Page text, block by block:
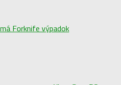
Forknife výpadok